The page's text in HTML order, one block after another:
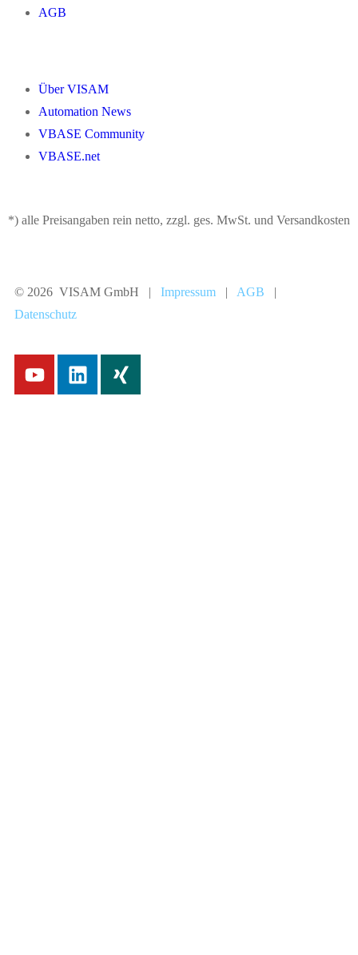
AGB
Über VISAM
Automation News
VBASE Community
VBASE.net
*) alle Preisangaben rein netto, zzgl. ges. MwSt. und Versandkosten
© 2026 VISAM GmbH | Impressum | AGB |
Datenschutz